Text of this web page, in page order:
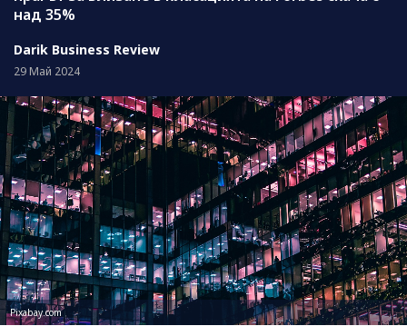
над 35%
Darik Business Review
29 Май 2024
Pixabay.com